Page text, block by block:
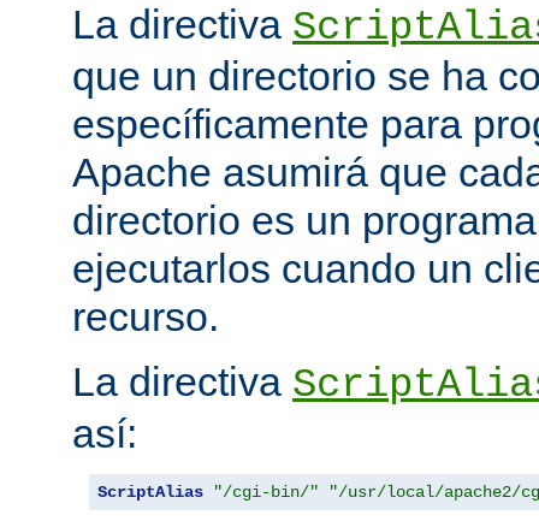
La directiva
que un directorio se ha
específicamente para
Apache asumirá que
directorio es un
ejecutarlos cuando un
recurso.
La directiva
así:
ScriptAlias "/cgi-bin/" "/usr/local/apache2/